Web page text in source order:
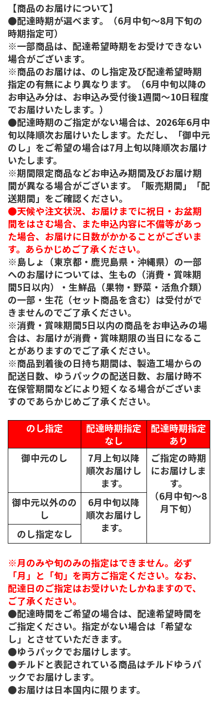
【商品のお届けについて】
●配達時期が選べます。（6月中旬～8月下旬の
時期指定可）
※一部商品は、配達希望時期をお受けできない
場合がございます。
※商品のお届けは、のし指定及び配達希望時期
指定の有無により異なります。（6月中旬以降の
お申込み分は、お申込み受付後1週間～10日程度
でお届けいたします。）
●配達時期のご指定がない場合は、2026年6月中
旬以降順次お届けいたします。ただし、「御中元
のし」をご希望の場合は7月上旬以降順次お届け
いたします。
※期間限定商品などお申込み期間及びお届け期
間が異なる場合がございます。「販売期間」「配
送期間」をご確認ください。
●天候や注文状況、お届けまでに祝日・お盆期
間をはさむ場合、また申込内容に不備等があっ
た場合、お届けに日数がかかることがございま
す。あらかじめご了承ください。
※島しょ（東京都・鹿児島県・沖縄県）の一部
へのお届けについては、生もの（消費・賞味期
間5日以内）・生鮮品（果物・野菜・活魚介類）
の一部・生花（セット商品を含む）は受付がで
きませんのでご了承ください。
※消費・賞味期間5日以内の商品をお申込みの場
合は、お届けが消費・賞味期限の当日になるこ
とがありますのでご了承ください。
※商品到着後の日持ち期間は、製造工場からの
配送日数、ゆうパックの配送日数、お届け時不
在保管期間などにより短くなる場合がございま
すのであらかじめご了承ください。
のし指定
配達時期指定
なし
配達時期指定
あり
御中元のし
7月上旬以降
順次お届けし
ます。
ご指定の時期
にお届けしま
す。
（6月中旬～8
月下旬）
御中元以外のの
し
6月中旬以降
順次お届けし
ます。
のし指定なし
※月のみや旬のみの指定はできません。必ず
「月」と「旬」を両方ご指定ください。なお、
配達日のご指定はお受けいたしかねますので、
ご了承ください。
●配達時間をご希望の場合は、配達希望時間を
ご指定ください。指定がない場合は「希望な
し」とさせていただきます。
●ゆうパックでお届けします。
●チルドと表記されている商品はチルドゆうパ
ックでお届けします。
●お届けは日本国内に限ります。